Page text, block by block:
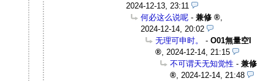
2024-12-13, 23:11
何必这么说呢 - 兼修
2024-12-14, 20:02
无理可申时。
- O01無量空I
2024-12-14, 21:15
不可谓天无知觉性 - 兼修
2024-12-14, 21:48